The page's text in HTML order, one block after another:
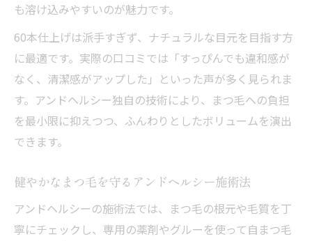
も溶け込みやすいのが魅力です。
60本仕上げは派手すぎず、ナチュラルな目元を目指す方
に最適です。実際の口コミでは「すっぴんでも違和感が
なく、清潔感がアップした」といった声が多く見られま
す。アンドヘルシー独自の技術により、まつ毛への負担
を最小限に抑えつつ、ふんわりとしたボリュームを演出
できます。
健やかなまつ毛を守るアンドヘルシー施術法
アンドヘルシーの施術法では、まつ毛の根元や毛質を丁
寧にチェックし、専用の薬剤やグルーを使って自まつ毛